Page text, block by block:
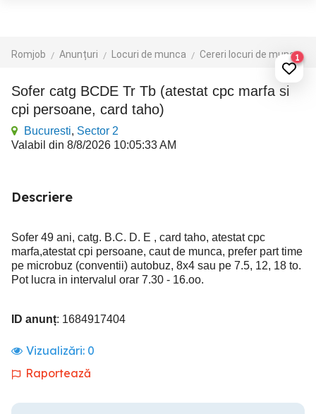
Romjob Anunțuri Locuri de munca Cereri locuri de munca
1
Sofer catg BCDE Tr Tb (atestat cpc marfa si
cpi persoane, card taho)
Bucuresti, Sector 2
Valabil din 8/8/2026 10:05:33 AM
Descriere
Sofer 49 ani, catg. B.C. D. E , card taho, atestat cpc
marfa,atestat cpi persoane, caut de munca, prefer part time
pe microbuz (conventii) autobuz, 8x4 sau pe 7.5, 12, 18 to.
Pot lucra in intervalul orar 7.30 - 16.oo.
ID anunț: 1684917404
Vizualizări: 0
Raportează